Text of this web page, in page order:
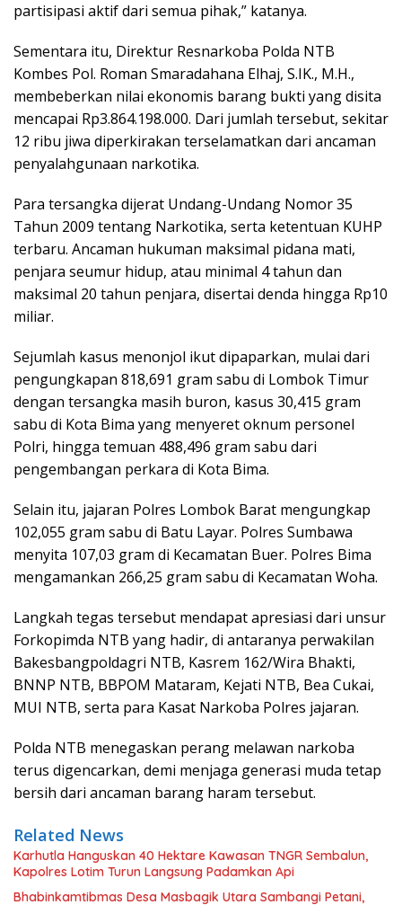
partisipasi aktif dari semua pihak,” katanya.
Sementara itu, Direktur Resnarkoba Polda NTB
Kombes Pol. Roman Smaradahana Elhaj, S.IK., M.H.,
membeberkan nilai ekonomis barang bukti yang disita
mencapai Rp3.864.198.000. Dari jumlah tersebut, sekitar
12 ribu jiwa diperkirakan terselamatkan dari ancaman
penyalahgunaan narkotika.
Para tersangka dijerat Undang-Undang Nomor 35
Tahun 2009 tentang Narkotika, serta ketentuan KUHP
terbaru. Ancaman hukuman maksimal pidana mati,
penjara seumur hidup, atau minimal 4 tahun dan
maksimal 20 tahun penjara, disertai denda hingga Rp10
miliar.
Sejumlah kasus menonjol ikut dipaparkan, mulai dari
pengungkapan 818,691 gram sabu di Lombok Timur
dengan tersangka masih buron, kasus 30,415 gram
sabu di Kota Bima yang menyeret oknum personel
Polri, hingga temuan 488,496 gram sabu dari
pengembangan perkara di Kota Bima.
Selain itu, jajaran Polres Lombok Barat mengungkap
102,055 gram sabu di Batu Layar. Polres Sumbawa
menyita 107,03 gram di Kecamatan Buer. Polres Bima
mengamankan 266,25 gram sabu di Kecamatan Woha.
Langkah tegas tersebut mendapat apresiasi dari unsur
Forkopimda NTB yang hadir, di antaranya perwakilan
Bakesbangpoldagri NTB, Kasrem 162/Wira Bhakti,
BNNP NTB, BBPOM Mataram, Kejati NTB, Bea Cukai,
MUI NTB, serta para Kasat Narkoba Polres jajaran.
Polda NTB menegaskan perang melawan narkoba
terus digencarkan, demi menjaga generasi muda tetap
bersih dari ancaman barang haram tersebut.
Related News
Karhutla Hanguskan 40 Hektare Kawasan TNGR Sembalun,
Kapolres Lotim Turun Langsung Padamkan Api
Bhabinkamtibmas Desa Masbagik Utara Sambangi Petani,